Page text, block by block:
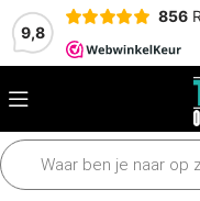
9,8
856
Home Motordelen